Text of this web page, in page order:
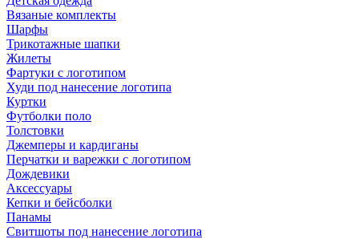
Вязаные комплекты
Шарфы
Трикотажные шапки
Жилеты
Фартуки с логотипом
Худи под нанесение логотипа
Куртки
Футболки поло
Толстовки
Джемперы и кардиганы
Перчатки и варежки с логотипом
Дождевики
Аксессуары
Кепки и бейсболки
Панамы
Свитшоты под нанесение логотипа